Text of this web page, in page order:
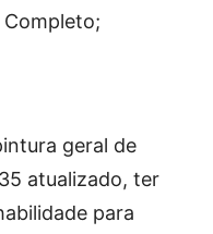
Completo;
geral de
atualizado, ter
para